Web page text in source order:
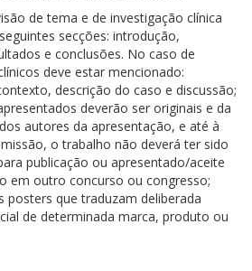
de tema e de investigação clínica
secções: introdução,
e conclusões. No caso de
deve estar mencionado:
descrição do caso e discussão;
deverão ser originais e da
autores da apresentação, e até à
o trabalho não deverá ter sido
publicação ou apresentado/aceite
em outro concurso ou congresso;
posters que traduzam deliberada
de determinada marca, produto ou